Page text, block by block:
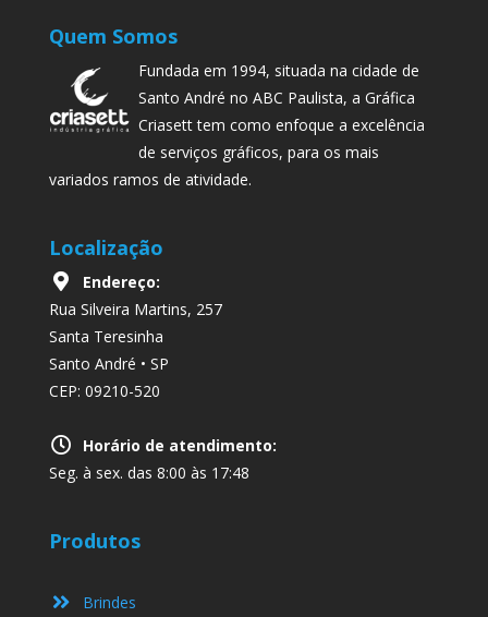
Quem Somos
Fundada em 1994, situada na cidade de
Santo André no ABC Paulista, a Gráfica
Criasett tem como enfoque a excelência
de serviços gráficos, para os mais
variados ramos de atividade.
Localização
Endereço:
Rua Silveira Martins, 257
Santa Teresinha
Santo André • SP
CEP: 09210-520
Horário de atendimento:
Seg. à sex. das 8:00 às 17:48
Produtos
Brindes